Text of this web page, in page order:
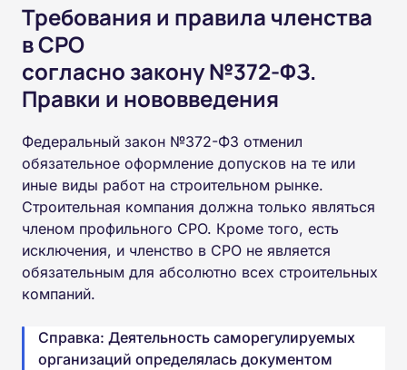
Требования и правила членства
в СРО
согласно закону №372-ФЗ.
Правки и нововведения
Федеральный закон №372-ФЗ отменил
обязательное оформление допусков на те или
иные виды работ на строительном рынке.
Строительная компания должна только являться
членом профильного СРО. Кроме того, есть
исключения, и членство в СРО не является
обязательным для абсолютно всех строительных
компаний.
Справка: Деятельность саморегулируемых
организаций определялась документом